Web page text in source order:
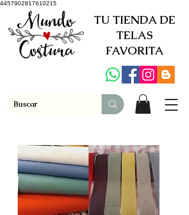
4457902817610215
TU TIENDA DE
TELAS
FAVORITA